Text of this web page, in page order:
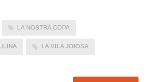
LA NOSTRA COPA
LA VILA JOIOSA